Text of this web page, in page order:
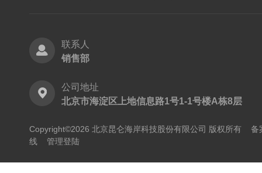
联系人
销售部
公司地址
北京市海淀区上地信息路1号1-1号楼A栋8层
Copyright©2026 北京昆仑海岸科技股份有限公司 版权所有 备
线
管理登陆